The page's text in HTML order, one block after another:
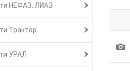
НЕФАЗ, ЛИАЗ
Трактор
УРАЛ
1